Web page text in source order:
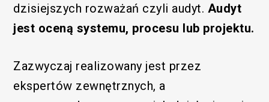
dzisiejszych rozważań czyli audyt. Audyt
jest oceną systemu, procesu lub projektu.
Zazwyczaj realizowany jest przez
ekspertów zewnętrznych, a